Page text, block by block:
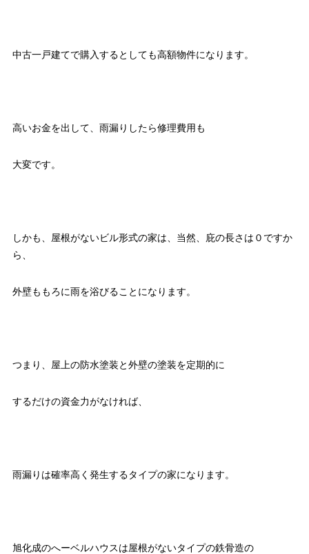
中古一戸建てで購入するとしても高額物件になります。
高いお金を出して、雨漏りしたら修理費用も
大変です。
しかも、屋根がないビル形式の家は、当然、庇の長さは０ですか
ら、
外壁ももろに雨を浴びることになります。
つまり、屋上の防水塗装と外壁の塗装を定期的に
するだけの資金力がなければ、
雨漏りは確率高く発生するタイプの家になります。
旭化成のへーベルハウスは屋根がないタイプの鉄骨造の